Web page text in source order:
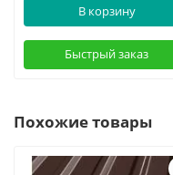
В корзину
Быстрый заказ
Похожие товары